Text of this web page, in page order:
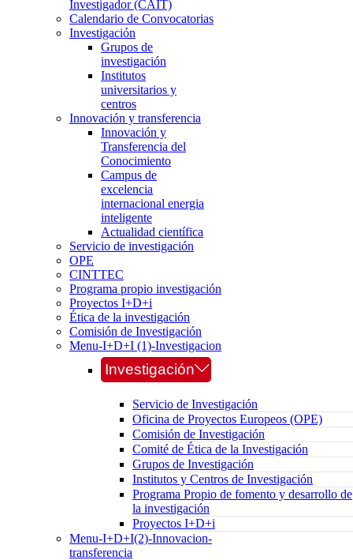
Investigador (CAIT)
Calendario de Convocatorias
Investigación
Grupos de
investigación
Institutos
universitarios y
centros
Innovación y transferencia
Innovación y
Transferencia del
Conocimiento
Campus de
excelencia
internacional energia
inteligente
Actualidad científica
Servicio de investigación
OPE
CINTTEC
Programa propio investigación
Proyectos I+D+i
Ética de la investigación
Comisión de Investigación
Menu-I+D+I (1)-Investigacion
Investigación
Servicio de Investigación
Oficina de Proyectos Europeos (OPE)
Comisión de Investigación
Comité de Ética de la Investigación
Grupos de Investigación
Institutos y Centros de Investigación
Programa Propio de fomento y desarrollo de
la investigación
Proyectos I+D+i
Menu-I+D+I(2)-Innovacion-
transferencia